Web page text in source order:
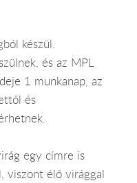
készül.
és az MPL
1 munkanap, az
és
egy címre is
viszont élő virággal